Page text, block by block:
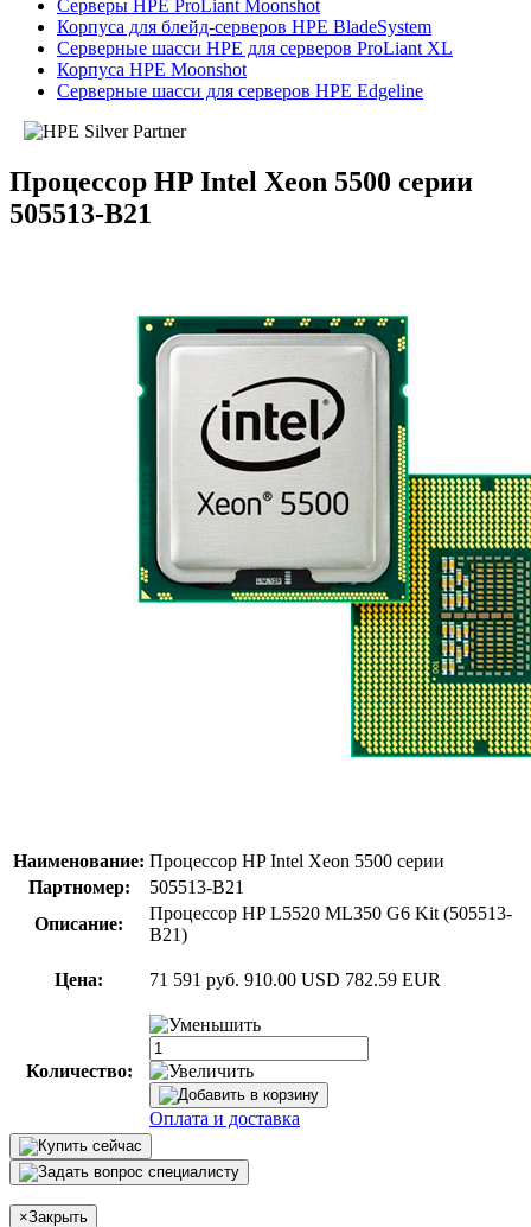
Серверы HPE ProLiant Moonshot
Корпуса для блейд-серверов HPE BladeSystem
Серверные шасси HPE для серверов ProLiant XL
Корпуса HPE Moonshot
Серверные шасси для серверов HPE Edgeline
Процессор HP Intel Xeon 5500 серии
505513-B21
Наименование: Процессор HP Intel Xeon 5500 серии
Партномер:
505513-B21
Описание:
Процессор HP L5520 ML350 G6 Kit (505513-
B21)
Цена: 71 591 руб. 910.00 USD 782.59 EUR
Количество:
Оплата и доставка
×Закрыть